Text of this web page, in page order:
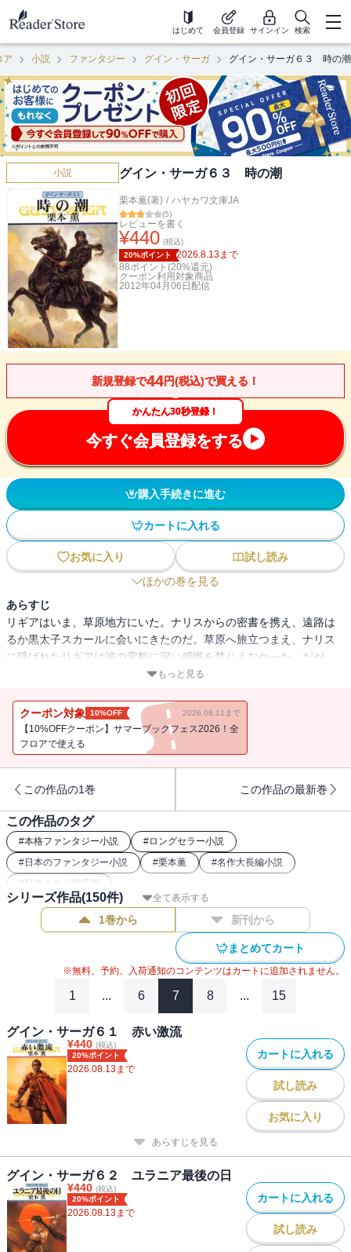
はじめて 会員登録 サインイン 検索
ア 小説 ファンタジー グイン・サーガ グイン・サーガ６３ 時の潮
小説 グイン・サーガ６３ 時の潮
栗本薫(著) / ハヤカワ文庫JA
(5)
レビューを書く
¥440 (税込)
20%ポイント
2026.8.13まで
88ポイント(20%還元)
クーポン利用対象商品
2012年04月06日 配信
新規登録で44円(税込)で買える！
かんたん30秒登録！
今すぐ会員登録をする
購入手続きに進む
カートに入れる
お気に入り
試し読み
ほかの巻を見る
あらすじ
リギアはいま、草原地方にいた。ナリスからの密書を携え、遠路は
るか黒太子スカールに会いにきたのだ。草原へ旅立つまえ、ナリス
に呼ばれたリギアは彼の変貌に深い感慨を禁じえなかった。だが、
はかなげな外見とはうらはらに、彼はレムス王への強固な反逆の意
える決心をしたナリスの熱い思いを伝えるべく、リギアはスカール
を探しもとめて、草原を彷徨う。（※電子書籍版には口絵・挿絵が
収録されておりません）
もっと見る
クーポン対象 10%OFF 2026.08.11まで
【10%OFFクーポン】サマーブックフェス2026！全
フロアで使える
この作品の1巻 この作品の最新巻
この作品のタグ
#本格ファンタジー小説 #ロングセラー小説
#日本のファンタジー小説 #栗本薫 #名作大長編小説
# 日本ＳＦ大賞受賞
全て表示する
シリーズ作品(150件)
1巻から 新刊から
まとめてカート
※無料、予約、入荷通知のコンテンツはカートに追加されません。
1 ... 6 7 8 ... 15
グイン・サーガ６１ 赤い激流
¥440 (税込)
20%ポイント
2026.08.13まで
カートに入れる
試し読み
お気に入り
あらすじを見る
グイン・サーガ６２ ユラニア最後の日
¥440 (税込)
20%ポイント
2026.08.13まで
カートに入れる
試し読み